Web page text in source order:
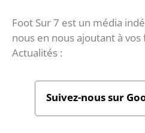
Foot Sur 7 est un média
nous en nous ajoutant à vos
Actualités :
Suivez-nous sur